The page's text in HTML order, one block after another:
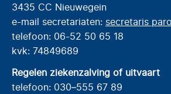
3435 CC Nieuwegein
e-mail secretariaten: secretaris
telefoon: 06-52 50 65 18
kvk: 74849689
Regelen ziekenzalving of uitvaart
telefoon: 030–555 67 89